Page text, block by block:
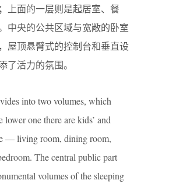
上面的一层则是起居室、餐
中央的公共区域与宽敞的卧室
屋顶悬臂式的控制台和垂直设
了活力的氛围。
into two volumes, which
one there are kids’ and
— living room, dining room,
The central public part
volumes of the sleeping